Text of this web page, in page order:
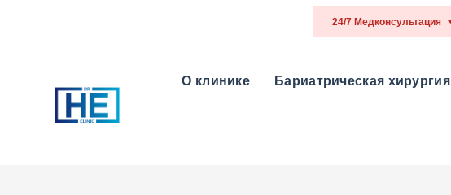
24/7 Медконсультация
О клинике Бариатрическая хирургия